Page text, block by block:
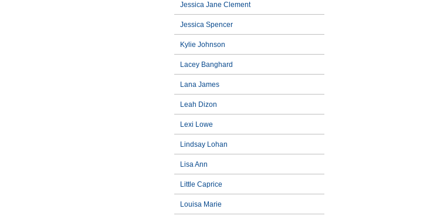
Jessica Jane Clement
Jessica Spencer
Kylie Johnson
Lacey Banghard
Lana James
Leah Dizon
Lexi Lowe
Lindsay Lohan
Lisa Ann
Little Caprice
Louisa Marie